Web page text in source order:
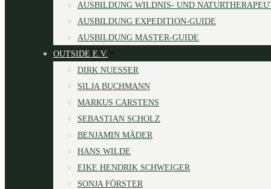
AUSBILDUNG WILDNIS- UND
AUSBILDUNG EXPEDITION-GUIDE
AUSBILDUNG MASTER-GUIDE
OUTSIDE E.V.
DIRK NUESSER
SILJA BUCHMANN
MARKUS CARSTENS
SEBASTIAN SCHOLZ
BENJAMIN MÄDER
HANS WILDE
EIKE HENDRIK SCHWEIGER
SONJA FÖRSTER